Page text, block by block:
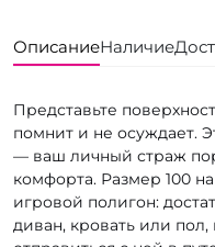
ОписаниеНаличие
Представьте
помнит и не осуждает.
— ваш личный страж
комфорта. Размер 100
игровой полигон:
диван, кровать или